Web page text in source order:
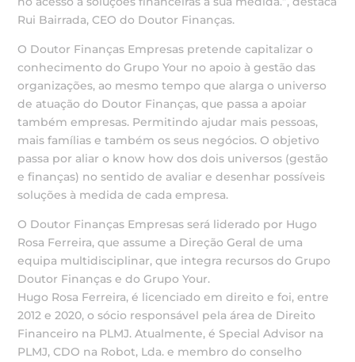
Rui Bairrada, CEO do Doutor Finanças.
O Doutor Finanças Empresas pretende capitalizar o
conhecimento do Grupo Your no apoio à gestão das
organizações, ao mesmo tempo que alarga o universo
de atuação do Doutor Finanças, que passa a apoiar
também empresas. Permitindo ajudar mais pessoas,
mais famílias e também os seus negócios. O objetivo
passa por aliar o know how dos dois universos (gestão
e finanças) no sentido de avaliar e desenhar possíveis
soluções à medida de cada empresa.
O Doutor Finanças Empresas será liderado por Hugo
Rosa Ferreira, que assume a Direção Geral de uma
equipa multidisciplinar, que integra recursos do Grupo
Doutor Finanças e do Grupo Your.
Hugo Rosa Ferreira, é licenciado em direito e foi, entre
2012 e 2020, o sócio responsável pela área de Direito
Financeiro na PLMJ. Atualmente, é Special Advisor na
PLMJ, CDO na Robot, Lda. e membro do conselho